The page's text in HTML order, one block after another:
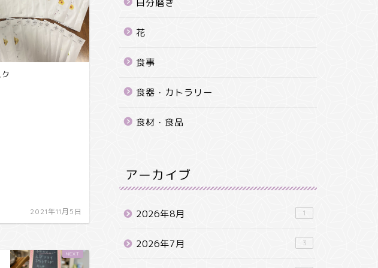
2021年11月5日
自分磨き
花
食事
食器・カトラリー
食材・食品
アーカイブ
2026年8月 1
2026年7月 3